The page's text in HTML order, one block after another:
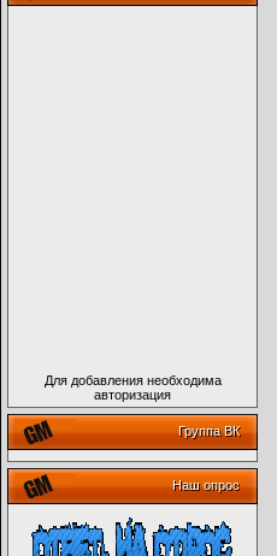
Для добавления необходима
авторизация
Группа ВК
Наш опрос